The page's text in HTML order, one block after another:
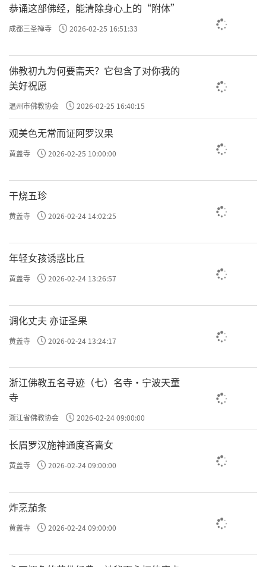
恭诵这部佛经，能清除身心上的“附体”
成都三圣禅寺 2026-02-25 16:51:33
佛教初九为何要斋天？它包含了对你我的
美好祝愿
温州市佛教协会 2026-02-25 16:40:15
观美色无常而证阿罗汉果
黄盖寺 2026-02-25 10:00:00
干烧五珍
黄盖寺 2026-02-24 14:02:25
年轻女孩诱惑比丘
黄盖寺 2026-02-24 13:26:57
调化丈夫 亦证圣果
黄盖寺 2026-02-24 13:24:17
浙江佛教五名寻迹（七）名寺·宁波天童
寺
浙江省佛教协会 2026-02-24 09:00:00
长眉罗汉施神通度吝啬女
黄盖寺 2026-02-24 09:00:00
炸烹茄条
黄盖寺 2026-02-24 09:00:00